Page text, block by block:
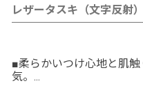
レザータスキ（文字反射
■柔らかいつけ心地と肌触
気。...